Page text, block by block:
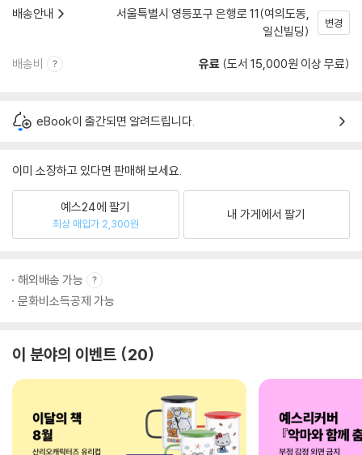
배송안내
서울특별시 영등포구 은행로 11(여의도동,
일신빌딩)
변경
배송비 유료 (도서 15,000원 이상 무료)
eBook이 출간되면 알려드립니다.
이미 소장하고 있다면 판매해 보세요.
예스24에 팔기
최상 매입가 2,300원
내 가게에서 팔기
해외배송 가능
문화비소득공제 가능
이 분야의 이벤트 20